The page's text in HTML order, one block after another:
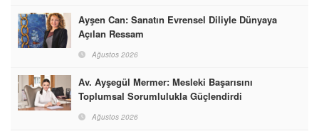
Ayşen Can: Sanatın Evrensel Diliyle Dünyaya
Açılan Ressam
Ağustos 2026
Av. Ayşegül Mermer: Mesleki Başarısını
Toplumsal Sorumlulukla Güçlendirdi
Ağustos 2026